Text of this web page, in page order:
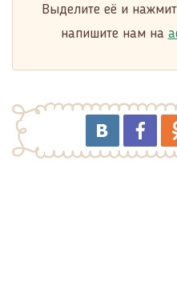
Выделите её и
напишите нам на